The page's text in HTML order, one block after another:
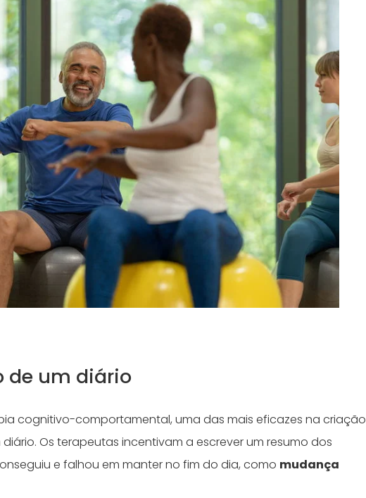
de um diário
cognitivo-comportamental, uma das mais eficazes na criação
Os terapeutas incentivam a escrever um resumo dos
e falhou em manter no fim do dia, como mudança